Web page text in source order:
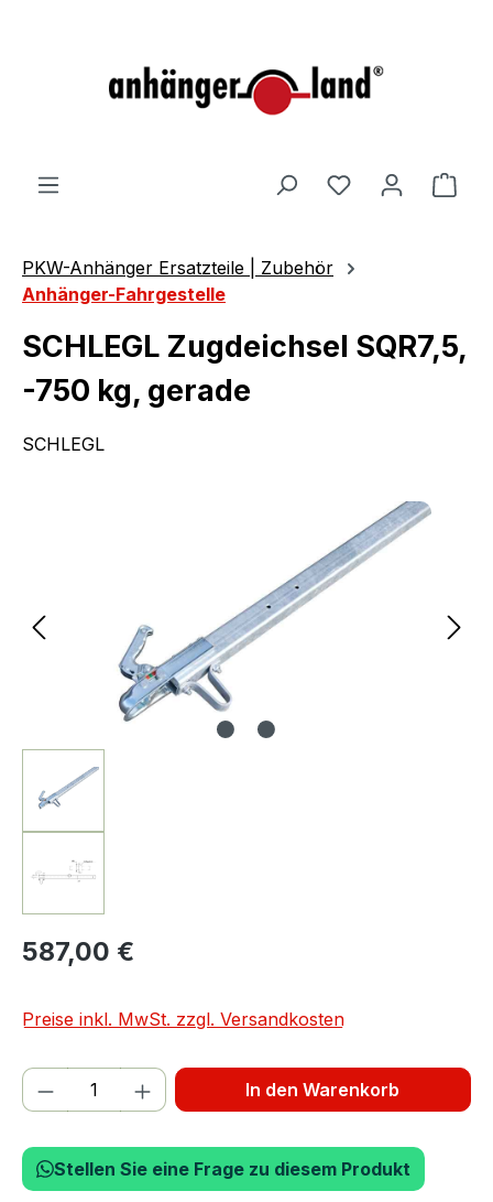
PKW-Anhänger Ersatzteile | Zubehör
Anhänger-Fahrgestelle
SCHLEGL Zugdeichsel SQR7,5,
-750 kg, gerade
SCHLEGL
587,00 €
Preise inkl. MwSt. zzgl. Versandkosten
Produkt Anzahl: Gib den gewünschten
In den Warenkorb
Stellen Sie eine Frage zu diesem Produkt